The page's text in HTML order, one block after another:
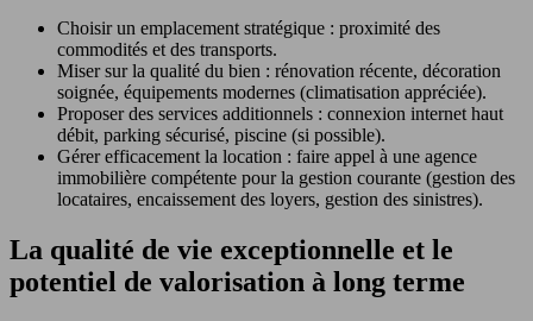
Choisir un emplacement stratégique : proximité des
commodités et des transports.
Miser sur la qualité du bien : rénovation récente, décoration
soignée, équipements modernes (climatisation appréciée).
Proposer des services additionnels : connexion internet haut
débit, parking sécurisé, piscine (si possible).
Gérer efficacement la location : faire appel à une agence
immobilière compétente pour la gestion courante (gestion des
locataires, encaissement des loyers, gestion des sinistres).
La qualité de vie exceptionnelle et le
potentiel de valorisation à long terme